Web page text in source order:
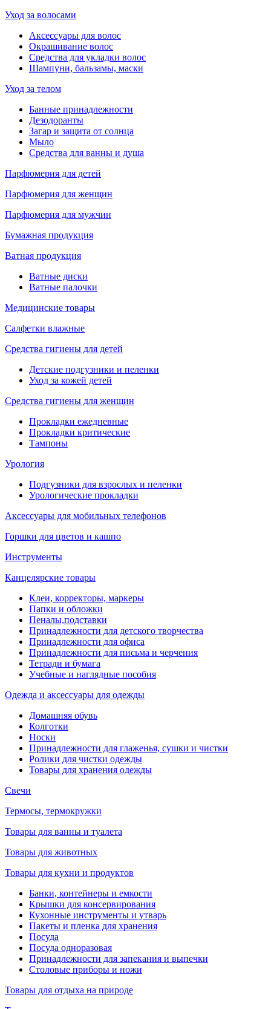
Уход за волосами
Аксессуары для волос
Окрашивание волос
Средства для укладки волос
Шампуни, бальзамы, маски
Уход за телом
Банные принадлежности
Дезодоранты
Загар и защита от солнца
Мыло
Средства для ванны и душа
Парфюмерия для детей
Парфюмерия для женщин
Парфюмерия для мужчин
Бумажная продукция
Ватная продукция
Ватные диски
Ватные палочки
Медицинские товары
Салфетки влажные
Средства гигиены для детей
Детские подгузники и пеленки
Уход за кожей детей
Средства гигиены для женщин
Прокладки ежедневные
Прокладки критические
Тампоны
Урология
Подгузники для взрослых и пеленки
Урологические прокладки
Аксессуары для мобильных телефонов
Горшки для цветов и кашпо
Инструменты
Канцелярские товары
Клеи, корректоры, маркеры
Папки и обложки
Пеналы,подставки
Принадлежности для детского творчества
Принадлежности для офиса
Принадлежности для письма и черчения
Тетради и бумага
Учебные и наглядные пособия
Одежда и аксессуары для одежды
Домашняя обувь
Колготки
Носки
Принадлежности для глаженья, сушки и чистки
Ролики для чистки одежды
Товары для хранения одежды
Свечи
Термосы, термокружки
Товары для ванны и туалета
Товары для животных
Товары для кухни и продуктов
Банки, контейнеры и емкости
Крышки для консервирования
Кухонные инструменты и утварь
Пакеты и пленка для хранения
Посуда
Посуда одноразовая
Принадлежности для запекания и выпечки
Столовые приборы и ножи
Товары для отдыха на природе